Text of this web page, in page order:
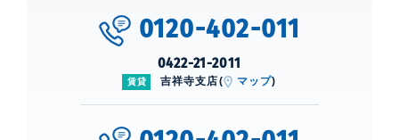
0120-402-011
0422-21-2011
賃貸 吉祥寺支店( マップ)